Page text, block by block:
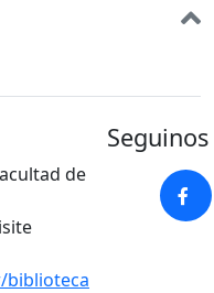
de
biblioteca